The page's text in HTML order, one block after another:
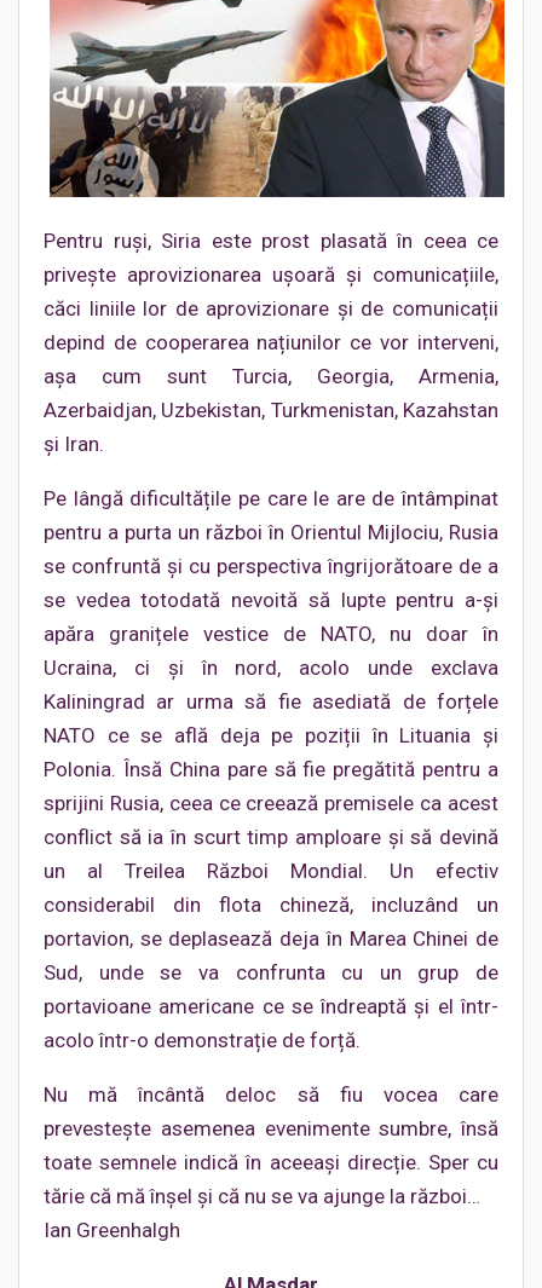
Pentru ruși, Siria este prost plasată în ceea ce
privește aprovizionarea ușoară și comunicațiile,
căci liniile lor de aprovizionare și de comunicații
depind de cooperarea națiunilor ce vor interveni,
așa cum sunt Turcia, Georgia, Armenia,
Azerbaidjan, Uzbekistan, Turkmenistan, Kazahstan
și Iran.
Pe lângă dificultățile pe care le are de întâmpinat
pentru a purta un război în Orientul Mijlociu, Rusia
se confruntă și cu perspectiva îngrijorătoare de a
se vedea totodată nevoită să lupte pentru a-și
apăra granițele vestice de NATO, nu doar în
Ucraina, ci și în nord, acolo unde exclava
Kaliningrad ar urma să fie asediată de forțele
NATO ce se află deja pe poziții în Lituania și
Polonia. Însă China pare să fie pregătită pentru a
sprijini Rusia, ceea ce creează premisele ca acest
conflict să ia în scurt timp amploare și să devină
un al Treilea Război Mondial. Un efectiv
considerabil din flota chineză, incluzând un
portavion, se deplasează deja în Marea Chinei de
Sud, unde se va confrunta cu un grup de
portavioane americane ce se îndreaptă și el într-
acolo într-o demonstrație de forță.
Nu mă încântă deloc să fiu vocea care
prevestește asemenea evenimente sumbre, însă
toate semnele indică în aceeași direcție. Sper cu
tărie că mă înșel și că nu se va ajunge la război…
Ian Greenhalgh